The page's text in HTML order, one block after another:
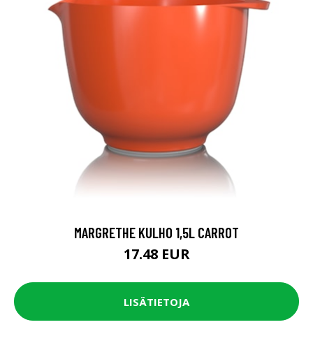
MARGRETHE KULHO 1,5L CARROT
17.48 EUR
LISÄTIETOJA